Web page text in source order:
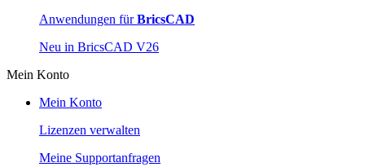
Anwendungen fürBricsCAD
Neu in BricsCAD V26
Mein Konto
Mein Konto
Lizenzen verwalten
Meine Supportanfragen